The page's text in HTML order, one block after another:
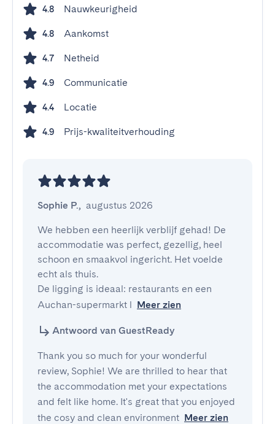
4.8 Nauwkeurigheid
4.8 Aankomst
4.7 Netheid
4.9 Communicatie
4.4 Locatie
4.9 Prijs-kwaliteitverhouding
Sophie P., augustus 2026
We hebben een heerlijk verblijf gehad! De
accommodatie was perfect, gezellig, heel
schoon en smaakvol ingericht. Het voelde
echt als thuis.
De ligging is ideaal: restaurants en een
Auchan-supermarkt l Meer zien
Antwoord van GuestReady
Thank you so much for your wonderful
review, Sophie! We are thrilled to hear that
the accommodation met your expectations
and felt like home. It's great that you enjoyed
the cosy and clean environment Meer zien